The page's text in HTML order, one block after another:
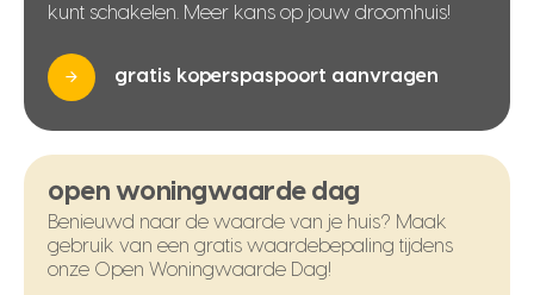
kunt schakelen. Meer kans op jouw droomhuis!
gratis koperspaspoort aanvragen
open woningwaarde dag
Benieuwd naar de waarde van je huis? Maak
gebruik van een gratis waardebepaling tijdens
onze Open Woningwaarde Dag!